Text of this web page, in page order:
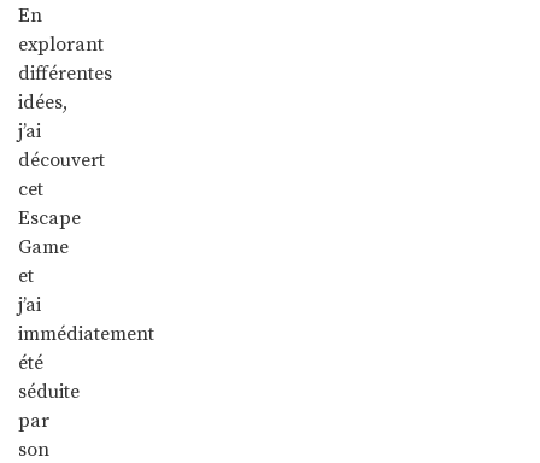
En
explorant
différentes
idées,
j’ai
découvert
cet
Escape
Game
et
j’ai
immédiatement
été
séduite
par
son